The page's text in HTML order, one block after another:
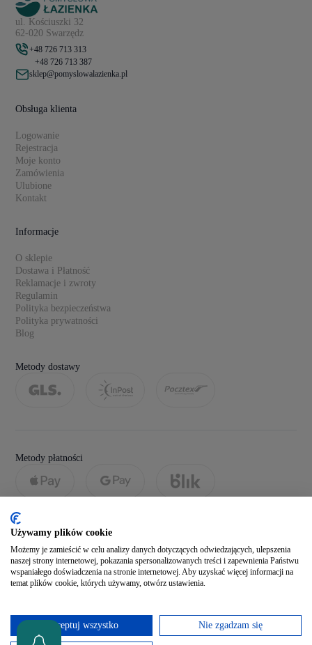
ul. Kościuszki 32
62-020 Swarzędz
+48 726 713 313
+48 726 713 387
sklep@pomyslowalazienka.pl
Obsługa klienta
Logowanie
Rejestracja
Moje konto
Zamówienia
Ulubione
Kontakt
Informacje
O sklepie
Dostawa i Płatność
Reklamacje i zwroty
Regulamin
Polityka bezpieczeństwa
Polityka prywatności
Blog
Metody dostawy
Metody płatności
Social media
Zobacz naszego Facebooka
Używamy plików cookie
Możemy je zamieścić w celu analizy danych dotyczących odwiedzających, ulepszenia
naszej strony internetowej, pokazania spersonalizowanych treści i zapewnienia Państwu
wspaniałego doświadczenia na stronie internetowej. Aby uzyskać więcej informacji na
temat plików cookie, których używamy, otwórz ustawienia.
Akceptuj wszystko Nie zgadzam się